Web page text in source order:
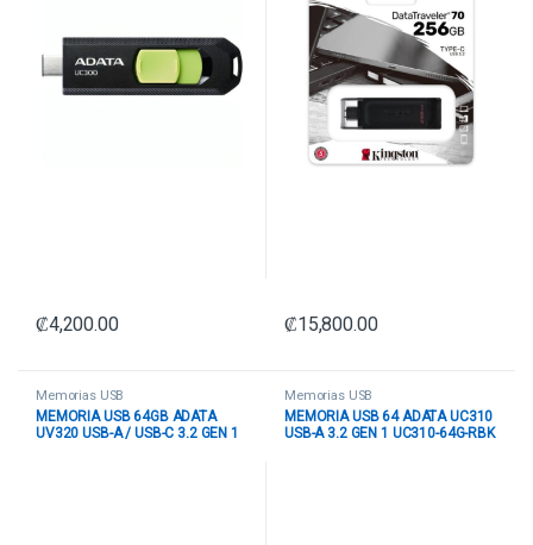
₡4,200.00 ₡15,800.00
Memorias USB
MEMORIA USB 64GB ADATA
UV320 USB-A / USB-C 3.2 GEN 1
Memorias USB
MEMORIA USB 64 ADATA UC310
USB-A 3.2 GEN 1 UC310-64G-RBK